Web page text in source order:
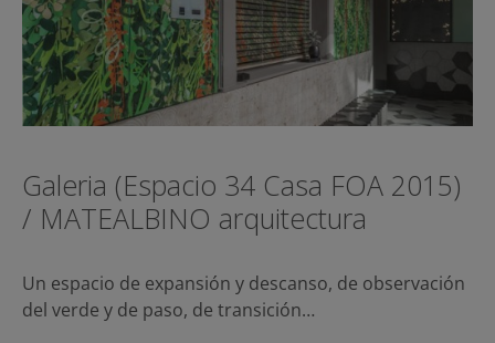
Galeria (Espacio 34 Casa FOA 2015)
/ MATEALBINO arquitectura
Un espacio de expansión y descanso, de observación
del verde y de paso, de transición…